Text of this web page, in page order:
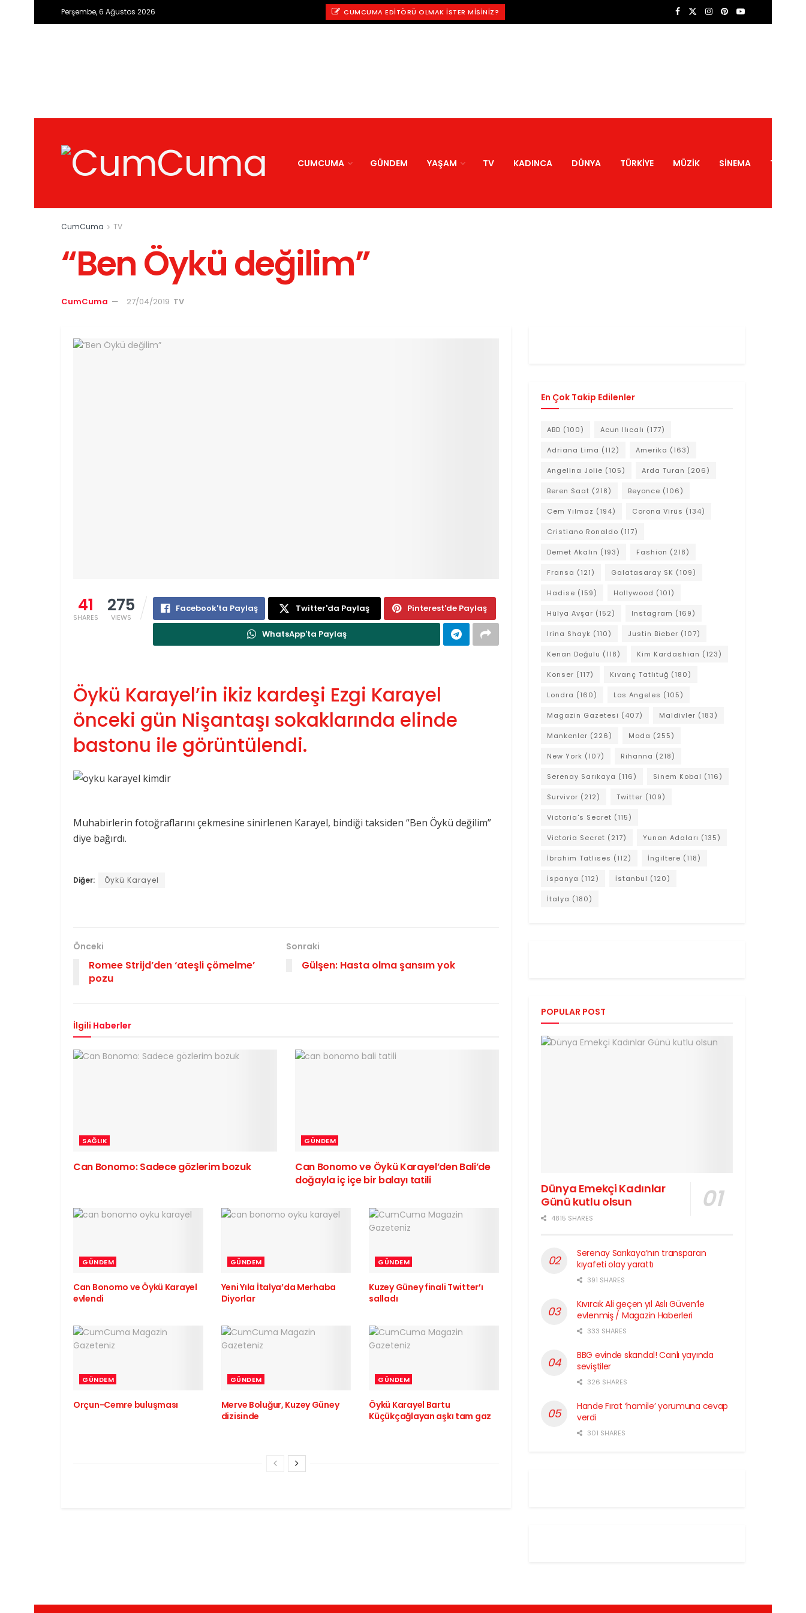
Perşembe, 6 Ağustos 2026 CUMCUMA EDITÖRÜ OLMAK İSTER MISINIZ?
CUMCUMA GÜNDEM YAŞAM TV KADINCA DÜNYA TÜRKIYE MÜZIK SINEMA TATIL
CumCuma TV
“Ben Öykü değilim”
CumCuma 27/04/2019 TV
41
SHARES
275
VIEWS
Facebook'ta Paylaş Twitter'da Paylaş Pinterest'de Paylaş
WhatsApp'ta Paylaş
Öykü Karayel’in ikiz kardeşi Ezgi Karayel
önceki gün Nişantaşı sokaklarında elinde
bastonu ile görüntülendi.
Muhabirlerin fotoğraflarını çekmesine sinirlenen Karayel, bindiği taksiden “Ben Öykü değilim”
diye bağırdı.
Diğer: Öykü Karayel
Önceki
Romee Strijd’den ‘ateşli çömelme’
pozu
Sonraki
Gülşen: Hasta olma şansım yok
İlgili Haberler
SAĞLIK
Can Bonomo: Sadece gözlerim bozuk
GÜNDEM
Can Bonomo ve Öykü Karayel’den Bali’de
doğayla iç içe bir balayı tatili
GÜNDEM
Can Bonomo ve Öykü Karayel
evlendi
GÜNDEM
Yeni Yıla İtalya’da Merhaba
Diyorlar
GÜNDEM
Kuzey Güney finali Twitter’ı
salladı
GÜNDEM
Orçun-Cemre buluşması
GÜNDEM
Merve Boluğur, Kuzey Güney
dizisinde
GÜNDEM
Öykü Karayel Bartu
Küçükçağlayan aşkı tam gaz
En Çok Takip Edilenler
ABD (100) Acun Ilıcalı (177)
Adriana Lima (112) Amerika (163)
Angelina Jolie (105) Arda Turan (206)
Beren Saat (218) Beyonce (106)
Cem Yılmaz (194) Corona Virüs (134)
Cristiano Ronaldo (117)
Demet Akalın (193) Fashion (218)
Fransa (121) Galatasaray SK (109)
Hadise (159) Hollywood (101)
Hülya Avşar (152) Instagram (169)
Irina Shayk (110) Justin Bieber (107)
Kenan Doğulu (118) Kim Kardashian (123)
Konser (117) Kıvanç Tatlıtuğ (180)
Londra (160) Los Angeles (105)
Magazin Gazetesi (407) Maldivler (183)
Mankenler (226) Moda (255)
New York (107) Rihanna (218)
Serenay Sarıkaya (116) Sinem Kobal (116)
Survivor (212) Twitter (109)
Victoria's Secret (115)
Victoria Secret (217) Yunan Adaları (135)
İbrahim Tatlıses (112) İngiltere (118)
İspanya (112) İstanbul (120)
İtalya (180)
POPULAR POST
Dünya Emekçi Kadınlar
Günü kutlu olsun
4815 SHARES
Serenay Sarıkaya’nın transparan
kıyafeti olay yarattı
391 SHARES
Kıvırcık Ali geçen yıl Aslı Güven’le
evlenmiş / Magazin Haberleri
333 SHARES
BBG evinde skandal! Canlı yayında
seviştiler
326 SHARES
Hande Fırat ‘hamile’ yorumuna cevap
verdi
301 SHARES